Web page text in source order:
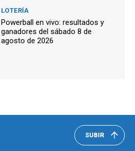
LOTERÍA
Powerball en vivo: resultados y
ganadores del sábado 8 de
agosto de 2026
SUBIR